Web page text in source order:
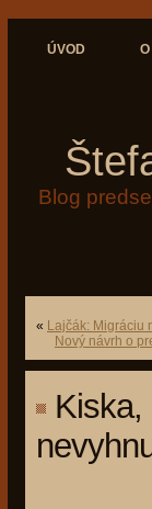
ÚVOD
Blog
« Lajčák: Migráciu
Nový návrh o
Kiska,